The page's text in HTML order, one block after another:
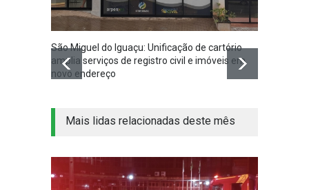
São Miguel do Iguaçu: Unificação de cartório
amplia serviços de registro civil e imóveis em
novo endereço
Mais lidas relacionadas deste mês